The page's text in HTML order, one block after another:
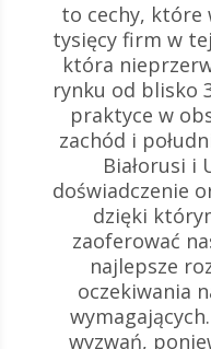
to cechy, które
tysięcy firm w
która
rynku od blisko
praktyce w
zachód i
Białorusi i
doświadczenie
dzięki
zaoferować
najlepsze
oczekiwania
wyzwań,